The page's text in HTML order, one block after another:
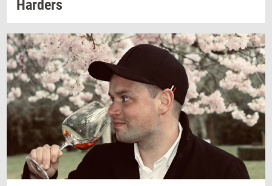
Har­ders